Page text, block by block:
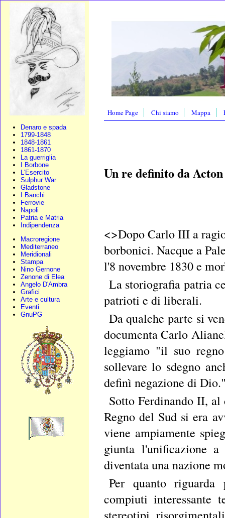
Denaro e spada
1799-1848
1848-1861
1861-1870
La guerriglia
I Borbone
L'Esercito
Sulphur War
Gladstone
I Banchi
Ferrovie
Napoli
Patria e Matria
Indipendenza
Macroregione
Mediterraneo
Meridionali
Stampa
Nino Gernone
Zenone di Elea
Angelo D'Ambra
Grafici
Arte e cultura
Eventi
GnuPG
Home Page Chi siamo Mappa
Un re definito da
<>Dopo Carlo III a
borbonici. Nacque a
l'8 novembre 1830 e
La storiografia patria
patrioti e di liberali.
Da qualche parte si
documenta Carlo
leggiamo "il suo
sollevare lo sdegno
definì negazione di
Sotto Ferdinando II,
Regno del Sud si era
viene ampiamente
giunta l'unificazione
diventata una nazione
Per quanto riguarda
compiuti